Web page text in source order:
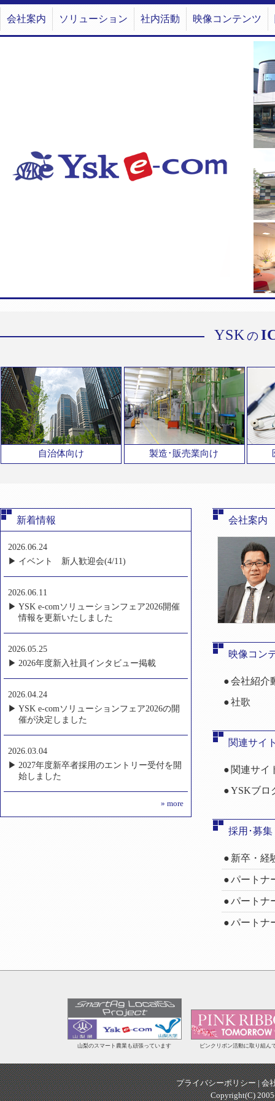
会社案内 ソリューション 社内活動 映像コンテンツ
YSK の
自治体向け 製造･販売業向け
新着情報
2026.06.24
イベント 新人歓迎会(4/11)
2026.06.11
YSK e-comソリューションフェア2026開催
情報を更新いたしました
2026.05.25
2026年度新入社員インタビュー掲載
2026.04.24
YSK e-comソリューションフェア2026の開
催が決定しました
2026.03.04
2027年度新卒者採用のエントリー受付を開
始しました
» more
会社案内
映像コン
会社紹介
社歌
関連サイ
関連サイ
YSKブロ
採用･募集
新卒・経
パートナ
パートナ
パートナ
山梨のスマート農業も頑張っています ピンクリボン活動に取り組ん